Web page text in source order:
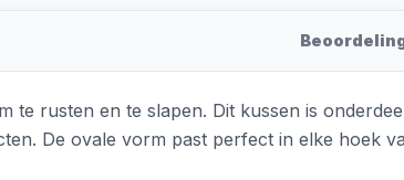
rusten en te slapen. Dit kussen is
De ovale vorm past perfect in elke hoek